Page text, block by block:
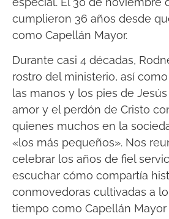
cumplieron 36 años desde
como Capellán Mayor.
Durante casi 4 décadas,
rostro del ministerio, así
las manos y los pies de
amor y el perdón de Cristo
quienes muchos en la
«los más pequeños». Nos
celebrar los años de fiel
escuchar cómo compartía
conmovedoras cultivadas a
tiempo como Capellán Mayor